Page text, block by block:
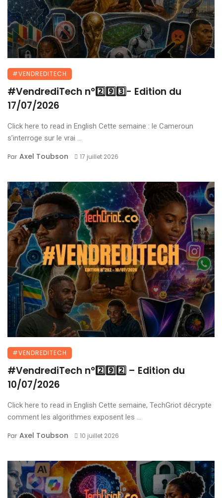
#VENDREDITECH
#VendrediTech n°2️⃣9️⃣3️⃣- Edition du
17/07/2026
Click here to read in English Cette semaine : le Cameroun
s’interroge sur le vrai ...
Par Axel Toubson 17 juillet 2026
#VENDREDITECH
#VendrediTech n°2️⃣9️⃣2️⃣ – Edition du
10/07/2026
Click here to read in English Cette semaine, TechGriot décrypte
comment les algorithmes exposent les ...
Par Axel Toubson 10 juillet 2026